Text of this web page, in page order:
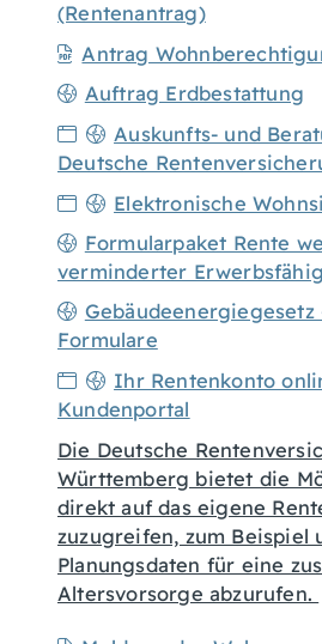
(Rentenantrag)
Antrag
Auftrag Erdbestattung
Auskunfts- und
Deutsche
Elektronische
Formularpaket Rente
verminderter
Formulare
Ihr Rentenkonto
Kundenportal
Die Deutsche
Württemberg bietet die
direkt auf das eigene
zuzugreifen, zum Beispiel
Planungsdaten für eine
Altersvorsorge abzurufen.